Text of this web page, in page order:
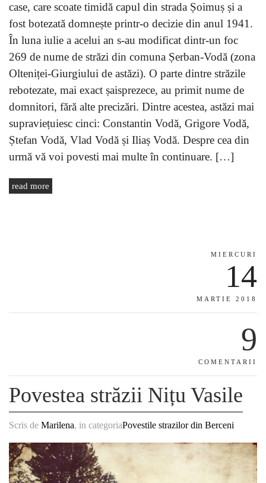
case, care scoate timidă capul din strada Șoimuș și a
fost botezată domnește printr-o decizie din anul 1941.
În luna iulie a acelui an s-au modificat dintr-un foc
269 de nume de străzi din comuna Șerban-Vodă (zona
Olteniței-Giurgiului de astăzi). O parte dintre străzile
rebotezate, mai exact șaisprezece, au primit nume de
domnitori, fără alte precizări. Dintre acestea, astăzi mai
supraviețuiesc cinci: Constantin Vodă, Grigore Vodă,
Ștefan Vodă, Vlad Vodă și Iliaș Vodă. Despre cea din
urmă vă voi povesti mai multe în continuare. […]
read more
MIERCURI
14
MARTIE 2018
9
COMENTARII
Povestea străzii Nițu Vasile
Scris de Marilena, in categoriaPovestile strazilor din Berceni